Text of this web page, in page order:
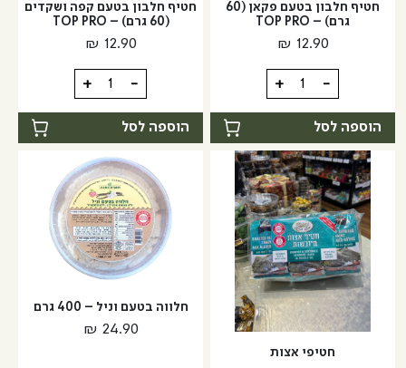
גרם)
TOP
PRO
חטיף חלבון בטעם פקאן (60
גרם) – TOP PRO
₪ 12.90
-
כמות
של
חטיף
חלבון
בטעם
פקאן
(60
גרם)
-
TOP
PRO
+
הוספה לסל
חטיף חלבון בטעם קפה ושקדים
(60 גרם) – TOP PRO
₪ 12.90
-
כמות
של
חטיף
חלבון
בטעם
קפה
ושקדים
(60
גרם)
-
+
הוספה לסל
חטיפי אצות
חלווה בטעם וניל – 400 גרם
₪ 24.90